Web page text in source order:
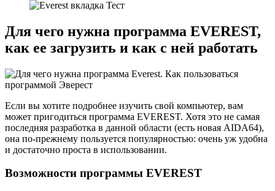
Для чего нужна программа EVEREST,
как ее загрузить и как с ней работать
Если вы хотите подробнее изучить свой компьютер, вам
может пригодиться программа EVEREST. Хотя это не самая
последняя разработка в данной области (есть новая AIDA64),
она по-прежнему пользуется популярностью: очень уж удобна
и достаточно проста в использовании.
Возможности программы EVEREST